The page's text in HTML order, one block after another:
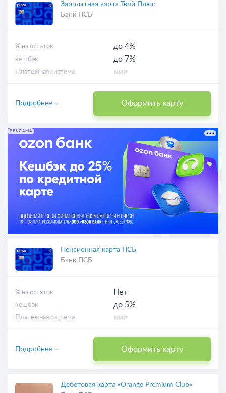
Зарплатная карта Твой Плюс
Банк ПСБ
% на остаток до 4%
кешбэк до 7%
Платежная система
Оформить карту
Подробнее
РЕКЛАМА
Пенсионная карта ПСБ
Банк ПСБ
% на остаток Нет
кешбэк до 5%
Платежная система
Оформить карту
Подробнее
Дебетовая карта «Orange Premium Club»